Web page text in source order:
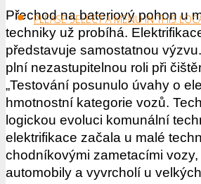
PLEASE SELECT A MENU IN THIS
Přechod na bateriový pohon u
techniky už probíhá.
představuje samostatnou
plní nezastupitelnou roli při
„Testování posunulo úvahy o
hmotnostní kategorie vozů.
logickou evoluci komunální
elektrifikace začala u malé
chodníkovými zametacími
automobily a vyvrcholí u